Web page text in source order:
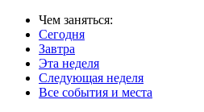
Чем заняться:
Сегодня
Завтра
Эта неделя
Следующая неделя
Все события и места